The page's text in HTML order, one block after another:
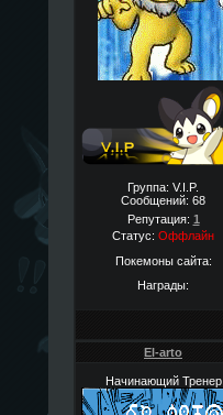
Группа: V.I.P.
Сообщений: 68
Репутация: 1
Статус: Оффлайн
Покемоны сайта:
Награды:
El-arto
Начинающий Тренер